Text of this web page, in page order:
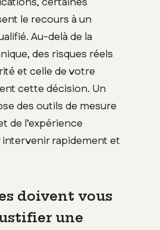
le recours à un
Au-delà de la
des risques réels
et celle de votre
cette décision. Un
des outils de mesure
de l’expérience
rapidement et
doivent vous
une